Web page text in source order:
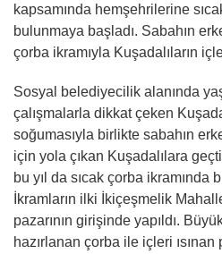
kapsamında hemşehrilerine
bulunmaya başladı. Sabahın
çorba ikramıyla Kuşadalıların
Sosyal belediyecilik alanında
çalışmalarla dikkat çeken
soğumasıyla birlikte sabahın
için yola çıkan Kuşadalılara
bu yıl da sıcak çorba ikramında
İkramların ilki İkiçeşmelik
pazarının girişinde yapıldı.
hazırlanan çorba ile içleri ısınan